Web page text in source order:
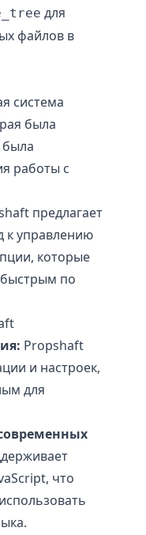
для
файлов в
система
была
была
работы с
предлагает
к управлению
которые
быстрым по
Propshaft
и настроек,
для
что